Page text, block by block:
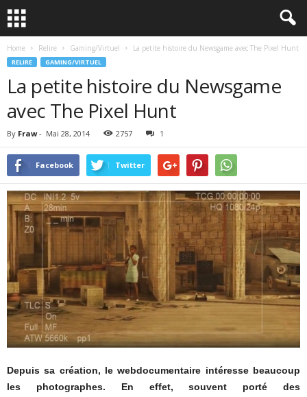
Home Relire Gaming/Virtuel La petite histoire du Newsgame avec The Pixel Hunt
RELIRE GAMING/VIRTUEL
La petite histoire du Newsgame
avec The Pixel Hunt
By Fraw- Mai 28, 2014 2757 1
Facebook Twitter
Depuis sa création, le webdocumentaire intéresse beaucoup
les photographes. En effet, souvent porté des